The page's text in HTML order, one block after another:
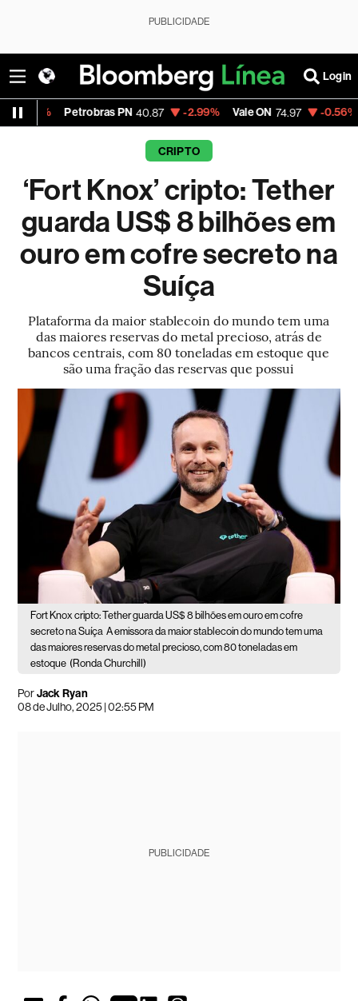
PUBLICIDADE
Login
Petrobras PN 40.87 -2.99% Vale ON 74.97 -0.56% Itaú PN
CRIPTO
‘Fort Knox’ cripto: Tether
guarda US$ 8 bilhões em
ouro em cofre secreto na
Suíça
Plataforma da maior stablecoin do mundo tem uma
das maiores reservas do metal precioso, atrás de
bancos centrais, com 80 toneladas em estoque que
são uma fração das reservas que possui
Fort Knox cripto: Tether guarda US$ 8 bilhões em ouro em cofre
secreto na Suíça A emissora da maior stablecoin do mundo tem uma
das maiores reservas do metal precioso, com 80 toneladas em
estoque (Ronda Churchill)
PorJack Ryan
08 de Julho, 2025 | 02:55 PM
PUBLICIDADE